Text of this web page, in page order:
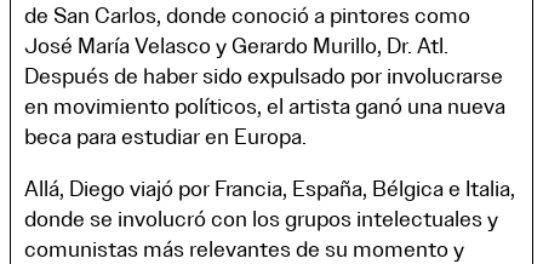
de San Carlos, donde conoció a pintores como
José María Velasco y Gerardo Murillo, Dr. Atl.
Después de haber sido expulsado por involucrarse
en movimiento políticos, el artista ganó una nueva
beca para estudiar en Europa.
Allá, Diego viajó por Francia, España, Bélgica e Italia,
donde se involucró con los grupos intelectuales y
comunistas más relevantes de su momento y